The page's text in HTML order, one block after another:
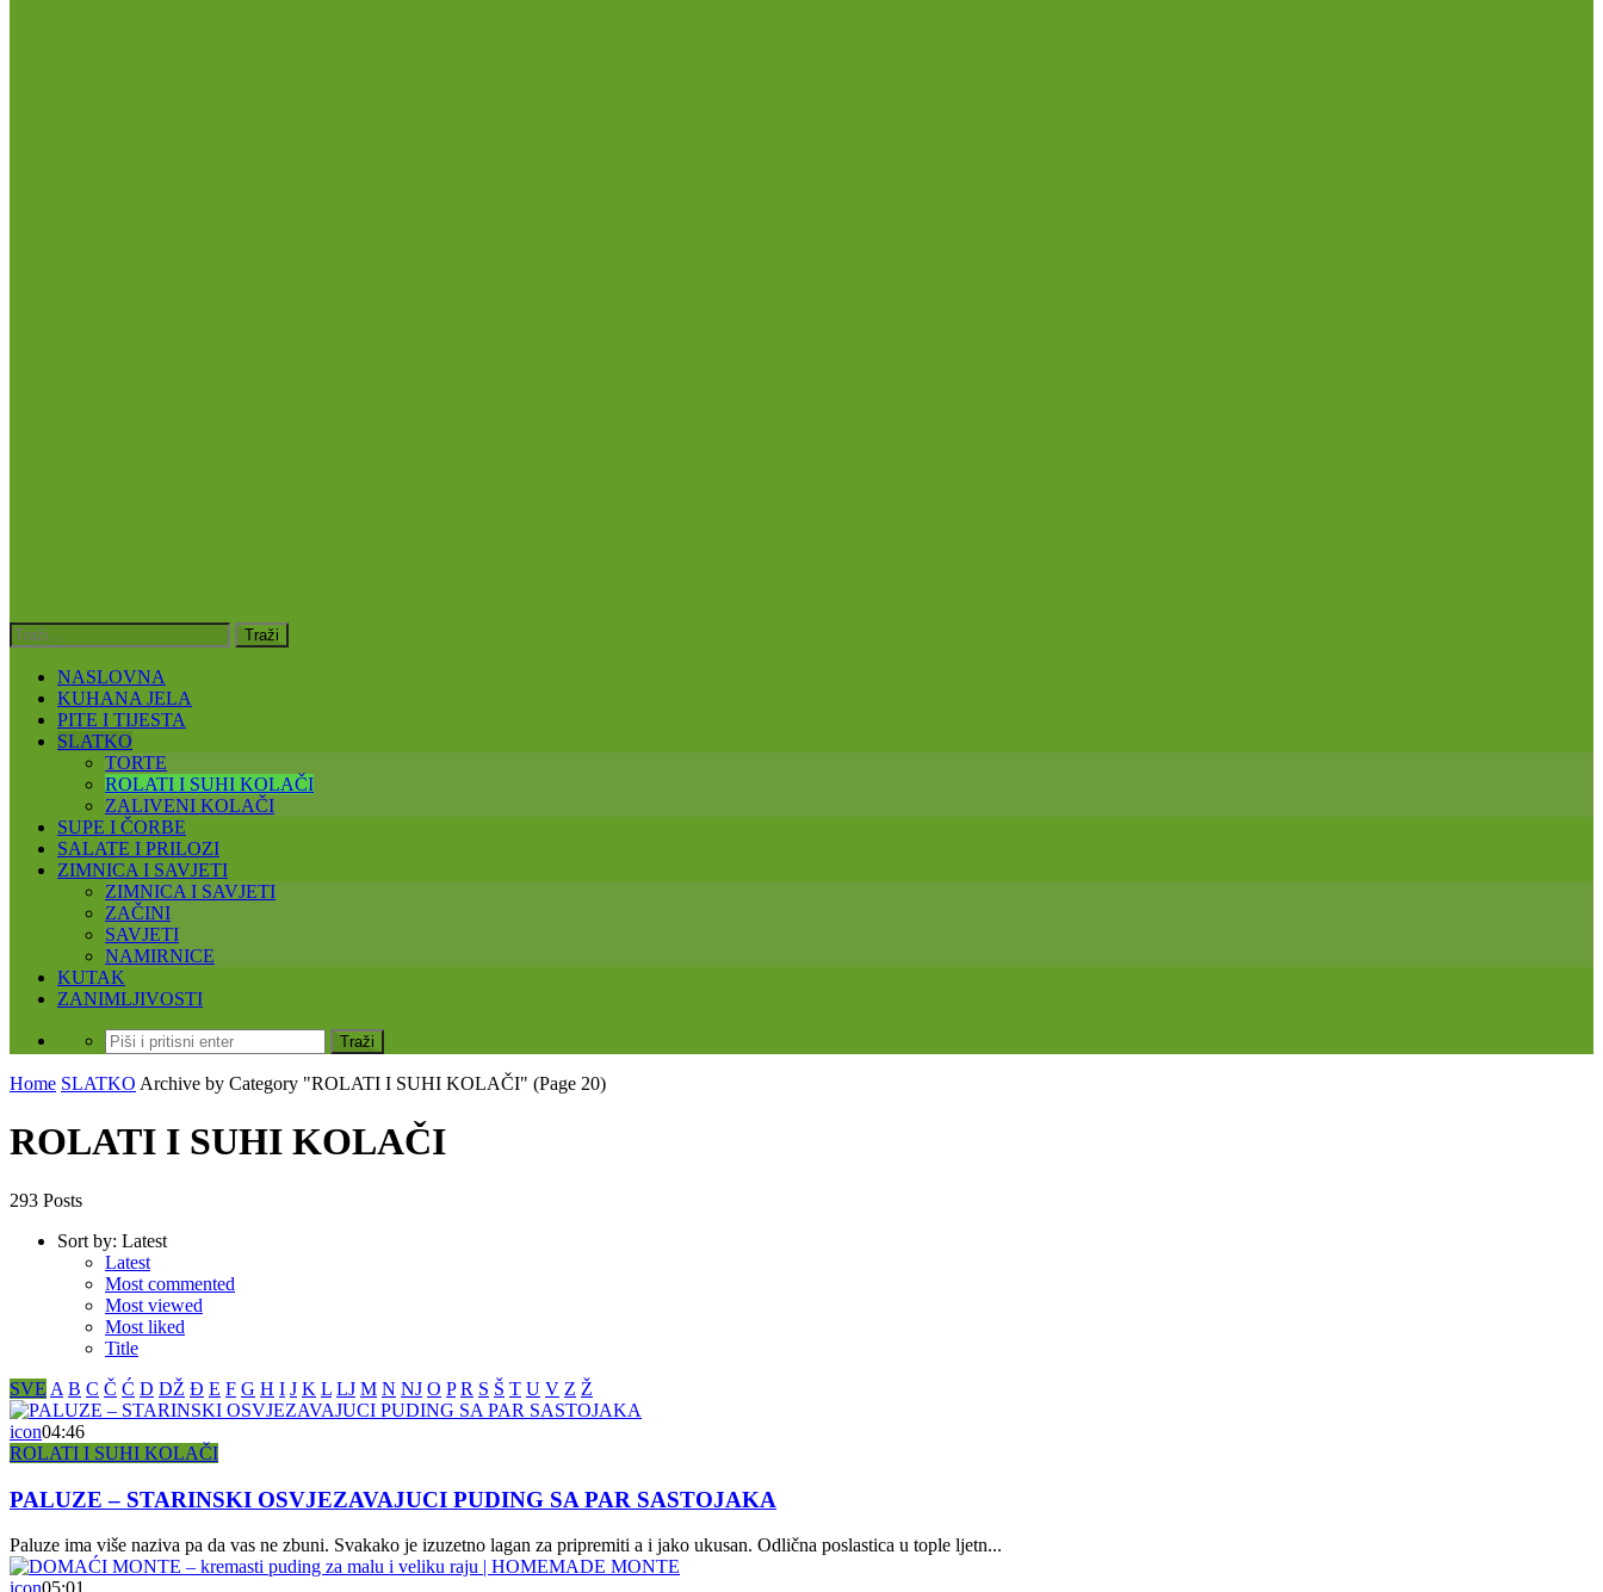
NASLOVNA
KUHANA JELA
PITE I TIJESTA
SLATKO
TORTE
ROLATI I SUHI KOLAČI
ZALIVENI KOLAČI
SUPE I ČORBE
SALATE I PRILOZI
ZIMNICA I SAVJETI
ZIMNICA I SAVJETI
ZAČINI
SAVJETI
NAMIRNICE
KUTAK
ZANIMLJIVOSTI
Home SLATKO Archive by Category "ROLATI I SUHI KOLAČI" (Page 20)
ROLATI I SUHI KOLAČI
293 Posts
Sort by: Latest
Latest
Most commented
Most viewed
Most liked
Title
SVE A B C Č Ć D DŽ Đ E F G H I J K L LJ M N NJ O P R S Š T U V Z Ž
icon04:46
ROLATI I SUHI KOLAČI
PALUZE – STARINSKI OSVJEZAVAJUCI PUDING SA PAR SASTOJAKA
Paluze ima više naziva pa da vas ne zbuni. Svakako je izuzetno lagan za pripremiti a i jako ukusan. Odlična poslastica u tople ljetn...